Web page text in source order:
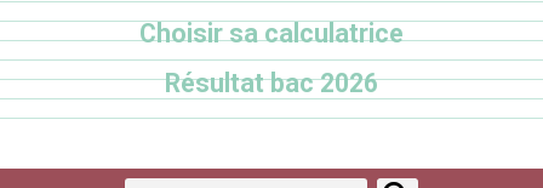
Choisir sa calculatrice
Résultat bac 2026